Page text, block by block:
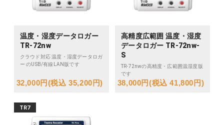
温度・湿度データロガー
TR-72nw
クラウド対応 温度・湿度データロガ
ー のUSB/有線LAN版です
32,000円(税込 35,200円)
高精度広範囲 温度・湿度
データロガー TR-72nw-
S
TR-72nwの高精度・広範囲温湿度版
です
38,000円(税込 41,800円)
TR7